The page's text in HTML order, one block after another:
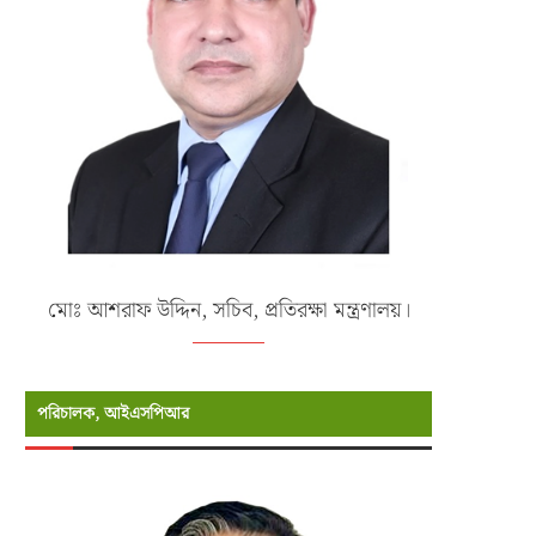
মোঃ আশরাফ উদ্দিন, সচিব, প্রতিরক্ষা মন্ত্রণালয়।
পরিচালক, আইএসপিআর